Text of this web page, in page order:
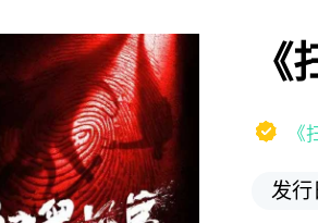
《
《
发行